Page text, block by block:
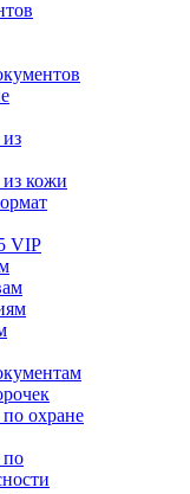
из кожи
VIP
охране
по